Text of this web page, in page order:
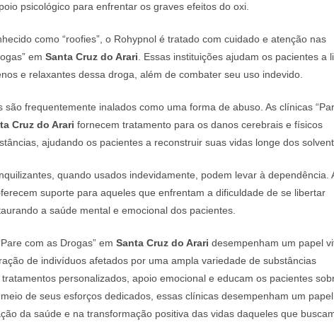
psicológico para enfrentar os graves efeitos do oxi.
como “roofies”, o Rohypnol é tratado com cuidado e atenção nas
em Santa Cruz do Arari. Essas instituições ajudam os pacientes a
e relaxantes dessa droga, além de combater seu uso indevido.
são frequentemente inalados como uma forma de abuso. As clínicas
Cruz do Arari fornecem tratamento para os danos cerebrais e físicos
ajudando os pacientes a reconstruir suas vidas longe dos
quando usados indevidamente, podem levar à dependência.
suporte para aqueles que enfrentam a dificuldade de se libertar
a saúde mental e emocional dos pacientes.
com as Drogas” em Santa Cruz do Arari desempenham um papel
de indivíduos afetados por uma ampla variedade de substâncias
personalizados, apoio emocional e educam os pacientes
de seus esforços dedicados, essas clínicas desempenham um papel
da saúde e na transformação positiva das vidas daqueles que